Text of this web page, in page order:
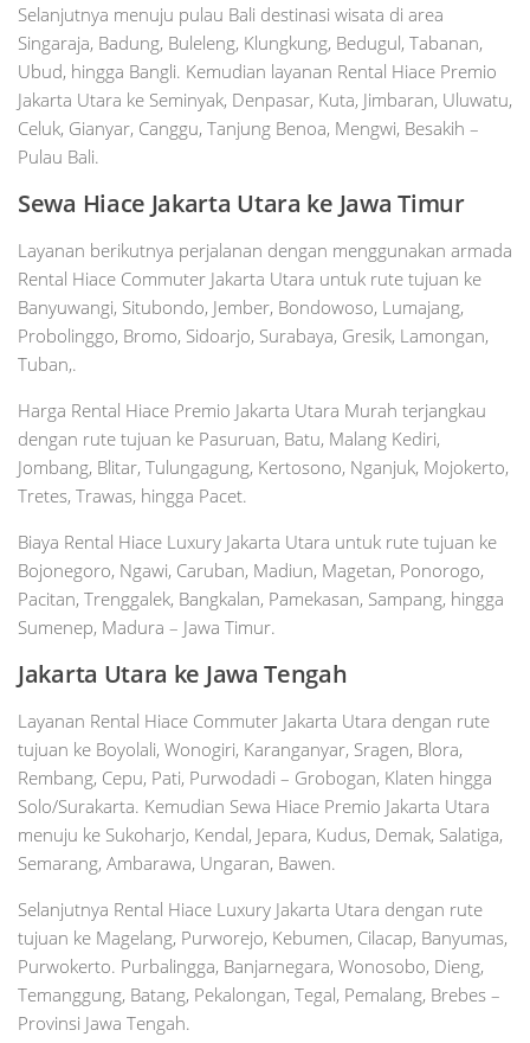
Selanjutnya menuju pulau Bali destinasi wisata di area
Singaraja, Badung, Buleleng, Klungkung, Bedugul, Tabanan,
Ubud, hingga Bangli. Kemudian layanan Rental Hiace Premio
Jakarta Utara ke Seminyak, Denpasar, Kuta, Jimbaran, Uluwatu,
Celuk, Gianyar, Canggu, Tanjung Benoa, Mengwi, Besakih –
Pulau Bali.
Sewa Hiace Jakarta Utara ke Jawa Timur
Layanan berikutnya perjalanan dengan menggunakan armada
Rental Hiace Commuter Jakarta Utara untuk rute tujuan ke
Banyuwangi, Situbondo, Jember, Bondowoso, Lumajang,
Probolinggo, Bromo, Sidoarjo, Surabaya, Gresik, Lamongan,
Tuban,.
Harga Rental Hiace Premio Jakarta Utara Murah terjangkau
dengan rute tujuan ke Pasuruan, Batu, Malang Kediri,
Jombang, Blitar, Tulungagung, Kertosono, Nganjuk, Mojokerto,
Tretes, Trawas, hingga Pacet.
Biaya Rental Hiace Luxury Jakarta Utara untuk rute tujuan ke
Bojonegoro, Ngawi, Caruban, Madiun, Magetan, Ponorogo,
Pacitan, Trenggalek, Bangkalan, Pamekasan, Sampang, hingga
Sumenep, Madura – Jawa Timur.
Jakarta Utara ke Jawa Tengah
Layanan Rental Hiace Commuter Jakarta Utara dengan rute
tujuan ke Boyolali, Wonogiri, Karanganyar, Sragen, Blora,
Rembang, Cepu, Pati, Purwodadi – Grobogan, Klaten hingga
Solo/Surakarta. Kemudian Sewa Hiace Premio Jakarta Utara
menuju ke Sukoharjo, Kendal, Jepara, Kudus, Demak, Salatiga,
Semarang, Ambarawa, Ungaran, Bawen.
Selanjutnya Rental Hiace Luxury Jakarta Utara dengan rute
tujuan ke Magelang, Purworejo, Kebumen, Cilacap, Banyumas,
Purwokerto. Purbalingga, Banjarnegara, Wonosobo, Dieng,
Temanggung, Batang, Pekalongan, Tegal, Pemalang, Brebes –
Provinsi Jawa Tengah.